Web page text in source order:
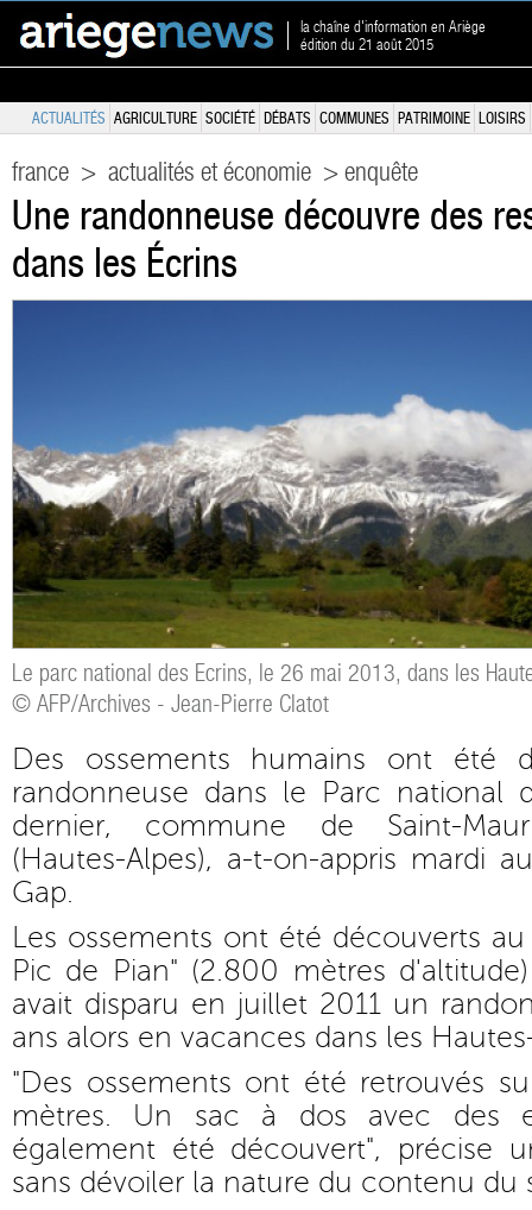
la chaîne d'information en Ariège
édition du 21 août 2015
ACTUALITÉS AGRICULTURE SOCIÉTÉ DÉBATS COMMUNES PATRIMOINE LOISIRS
france > actualités et économie > enquête
Une randonneuse découvre des
dans les Écrins
Le parc national des Ecrins, le 26 mai 2013, dans les
© AFP/Archives - Jean-Pierre Clatot
Des ossements humains ont été
randonneuse dans le Parc national
dernier, commune de Saint-
(Hautes-Alpes), a-t-on-appris mardi
Gap.
Les ossements ont été découverts
Pic de Pian" (2.800 mètres
avait disparu en juillet 2011 un
ans alors en vacances dans les
"Des ossements ont été retrouvés
mètres. Un sac à dos avec des
également été découvert", précise
sans dévoiler la nature du contenu du